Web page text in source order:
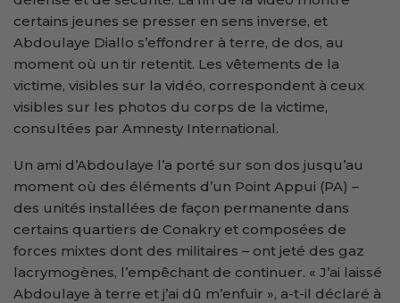
certains jeunes se presser en sens inverse, et
Abdoulaye Diallo s’effondrer à terre, de dos, au
moment où un tir retentit. Les vêtements de la
victime, visibles sur la vidéo, correspondent à ceux
visibles sur les photos du corps de la victime,
consultées par Amnesty International.
Un ami d’Abdoulaye l’a porté sur son dos jusqu’au
moment où des éléments d’un Point Appui (PA) –
des unités installées de façon permanente dans
certains quartiers de Conakry et composées de
forces mixtes dont des militaires – ont jeté des gaz
lacrymogènes, l’empêchant de continuer. « J’ai laissé
Abdoulaye à terre et j’ai dû m’enfuir », a-t-il déclaré à